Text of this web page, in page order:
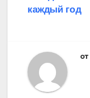
каждый год
от